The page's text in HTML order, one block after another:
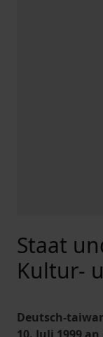
Staat
Kultur-
Deutsch-